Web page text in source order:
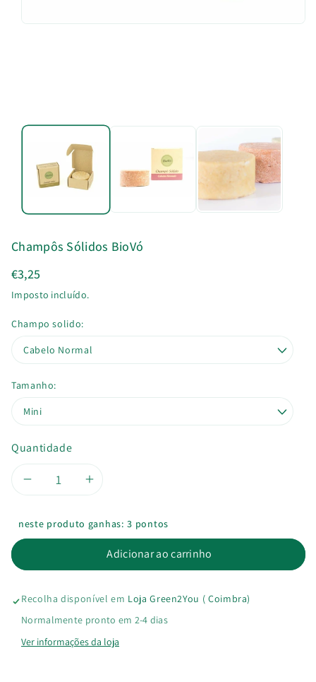
t
Champôs Sólidos BioVó
€3,25
Imposto incluído.
Champo solido:
Tamanho:
Quantidade
Diminuir
a
quantidade
Champôs
Sólidos
Aumentar
a
quantidade
Champôs
Sólidos
neste produto ganhas: 3 pontos
Adicionar ao carrinho
Recolha disponível em Loja Green2You ( Coimbra)
Normalmente pronto em 2-4 dias
Ver informações da loja